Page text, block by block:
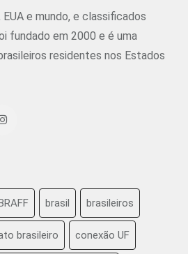
e mundo, e classificados
fundado em 2000 e é uma
residentes nos Estados
brasil brasileiros
brasileiro conexão UF